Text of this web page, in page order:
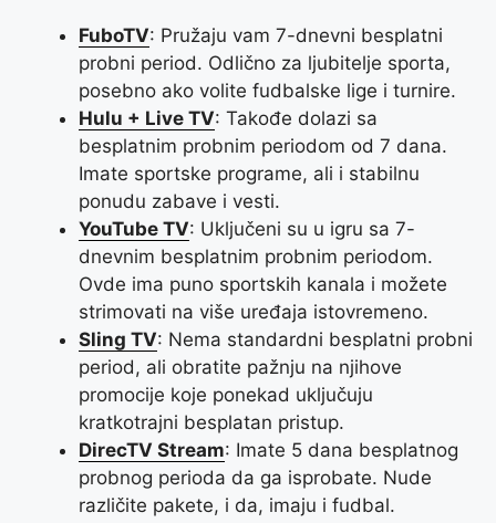
FuboTV: Pružaju vam 7-dnevni besplatni
probni period. Odlično za ljubitelje sporta,
posebno ako volite fudbalske lige i turnire.
Hulu + Live TV: Takođe dolazi sa
besplatnim probnim periodom od 7 dana.
Imate sportske programe, ali i stabilnu
ponudu zabave i vesti.
YouTube TV: Uključeni su u igru sa 7-
dnevnim besplatnim probnim periodom.
Ovde ima puno sportskih kanala i možete
strimovati na više uređaja istovremeno.
Sling TV: Nema standardni besplatni probni
period, ali obratite pažnju na njihove
promocije koje ponekad uključuju
kratkotrajni besplatan pristup.
DirecTV Stream: Imate 5 dana besplatnog
probnog perioda da ga isprobate. Nude
različite pakete, i da, imaju i fudbal.